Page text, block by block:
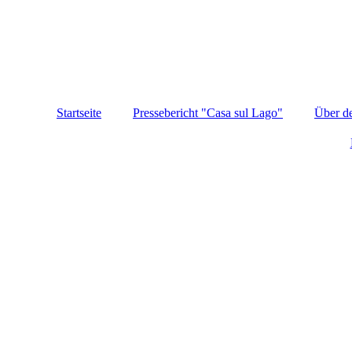
Startseite Pressebericht "Casa sul Lago" Über